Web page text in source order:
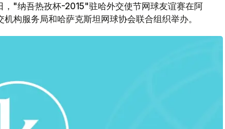
"纳吾热孜杯-2015"驻哈外交使节网球友谊赛在阿
构服务局和哈萨克斯坦网球协会联合组织举办。